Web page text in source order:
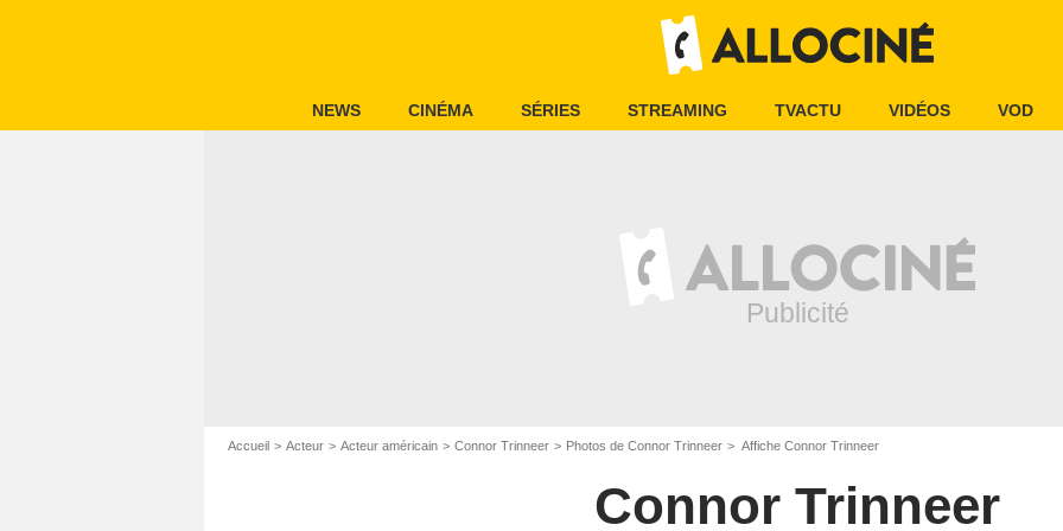
NEWS CINÉMA SÉRIES STREAMING TVACTU VIDÉOS VOD
Accueil Acteur Acteur américain Connor Trinneer Photos de Connor Trinneer Affiche Connor Trinneer
Connor Trinneer